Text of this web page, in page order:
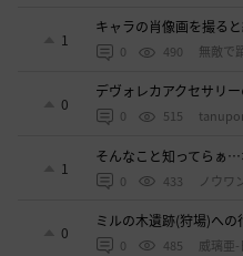
1
キャラの肖像画を撮る
0 490 無敵で
0
デヴォレカアクセサリ
0 515
1
そんなこと知ってらぁ…
0 433 ノウワ
0
ミルの木遺跡(狩場)への
0 485 威璃亜-